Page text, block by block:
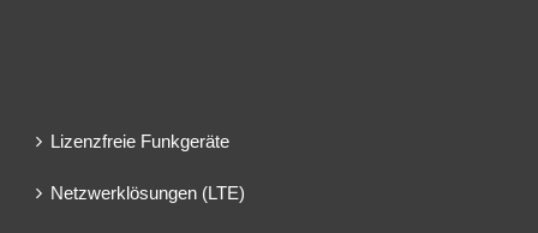
Lizenzfreie Funkgeräte
Netzwerklösungen (LTE)